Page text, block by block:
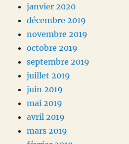
janvier 2020
décembre 2019
novembre 2019
octobre 2019
septembre 2019
juillet 2019
juin 2019
mai 2019
avril 2019
mars 2019